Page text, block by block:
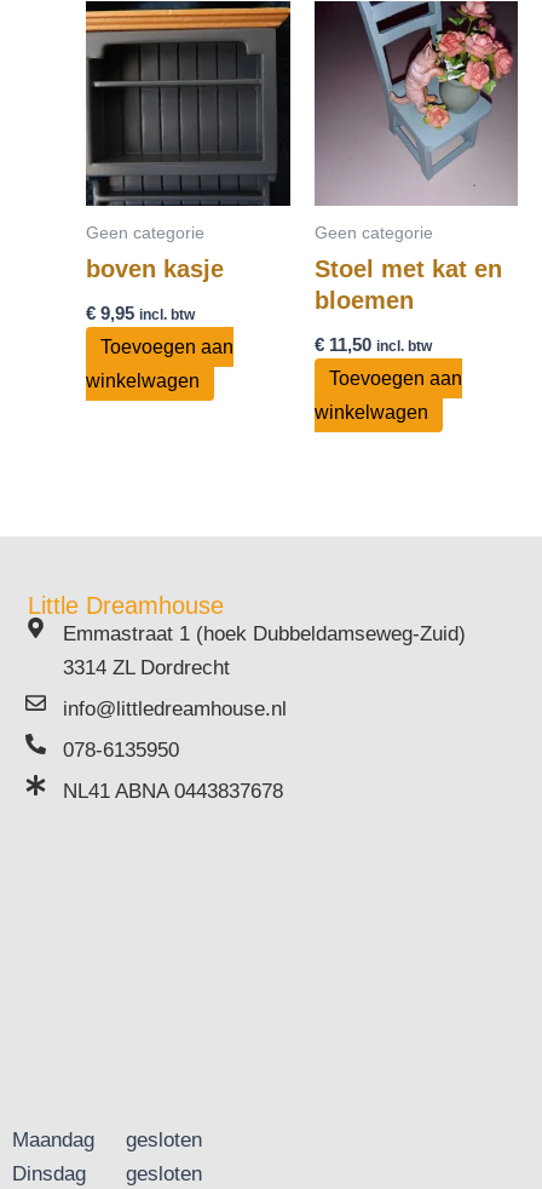
Geen categorie
boven kasje
€ 9,95 incl. btw
Toevoegen aan
winkelwagen
Geen categorie
Stoel met kat en
bloemen
€11,50 incl. btw
Toevoegen aan
winkelwagen
Little Dreamhouse
Emmastraat 1 (hoek Dubbeldamseweg-Zuid)
3314 ZL Dordrecht
info@littledreamhouse.nl
078-6135950
NL41 ABNA 0443837678
Maandag
Dinsdag
gesloten
gesloten